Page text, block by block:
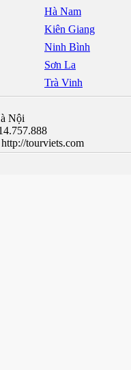
Hà Nam
Kiên Giang
Ninh Bình
Sơn La
Trà Vinh
Nội
tourviets.com